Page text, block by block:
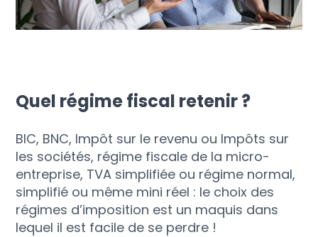
Quel régime fiscal retenir ?
BIC, BNC, Impôt sur le revenu ou Impôts sur
les sociétés, régime fiscale de la micro-
entreprise, TVA simplifiée ou régime normal,
simplifié ou même mini réel : le choix des
régimes d’imposition est un maquis dans
lequel il est facile de se perdre !